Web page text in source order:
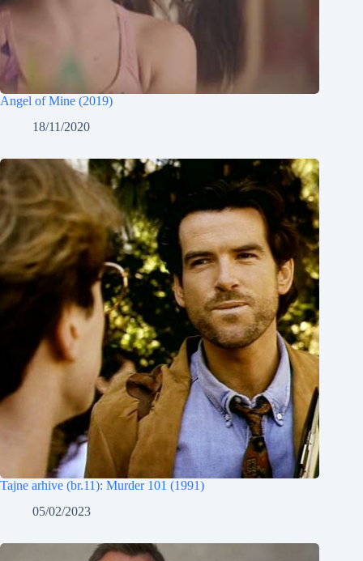
Angel of Mine (2019)
18/11/2020
Tajne arhive (br.11): Murder 101 (1991)
05/02/2023